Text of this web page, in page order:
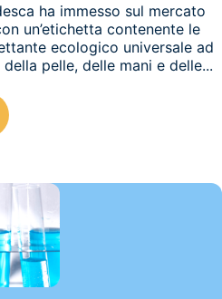
ha immesso sul mercato
un’etichetta contenente le
ecologico universale ad
pelle, delle mani e delle...